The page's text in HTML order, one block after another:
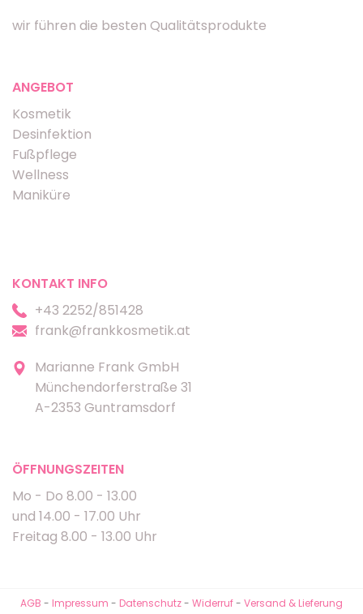
wir führen die besten Qualitätsprodukte
ANGEBOT
Kosmetik
Desinfektion
Fußpflege
Wellness
Maniküre
KONTAKT INFO
+43 2252/851428
frank@frankkosmetik.at
Marianne Frank GmbH
Münchendorferstraße 31
A-2353 Guntramsdorf
ÖFFNUNGSZEITEN
Mo - Do 8.00 - 13.00
und 14.00 - 17.00 Uhr
Freitag 8.00 - 13.00 Uhr
AGB - Impressum - Datenschutz- Widerruf- Versand & Lieferung